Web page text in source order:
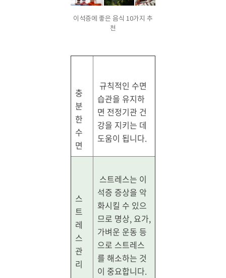
이석증에 좋은 음식 10가지 추
천
충
분
한
수
면
규칙적인 수면
습관을 유지하
면 전정기관 건
강을 지키는 데
도움이 됩니다.
스
트
레
스
관
리
스트레스는 이
석증 증상을 악
화시킬 수 있으
므로 명상, 요가,
가벼운 운동 등
으로 스트레스
를 해소하는 것
이 중요합니다.